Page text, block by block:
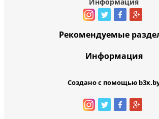
Информация
Рекомендуемые
Информация
Создано с помощью